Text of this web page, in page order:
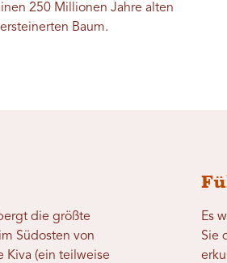
250 Millionen Jahre alten
Baum.
die größte
Südosten von
Kiva (ein teilweise
Es
Sie